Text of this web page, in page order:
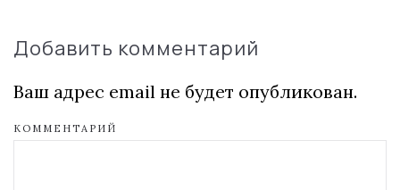
Добавить комментарий
Ваш адрес email не будет опубликован.
КОММЕНТАРИЙ